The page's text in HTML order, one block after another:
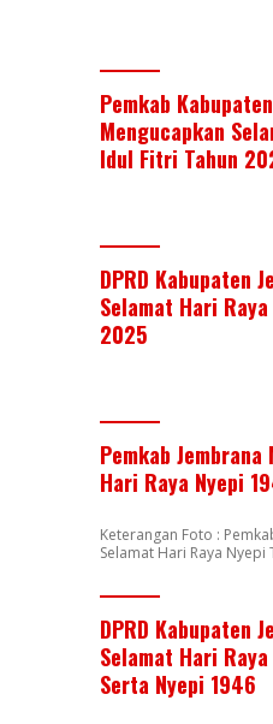
Pemkab
Mengucapkan
Idul Fitri Tahun
DPRD Kabupaten
Selamat Hari
2025
Pemkab
Hari Raya Nyepi
Keterangan Foto :
Selamat Hari Raya Nyepi
DPRD Kabupaten
Selamat Hari
Serta Nyepi 1946